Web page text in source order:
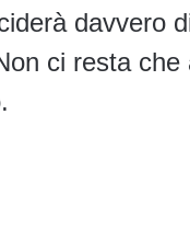
davvero
ci resta che